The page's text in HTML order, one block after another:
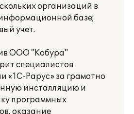
организаций в
базе;
учет.
ООО "Кобура"
специалистов
«1С-Рарус» за грамотно
инсталляцию и
программных
оказание